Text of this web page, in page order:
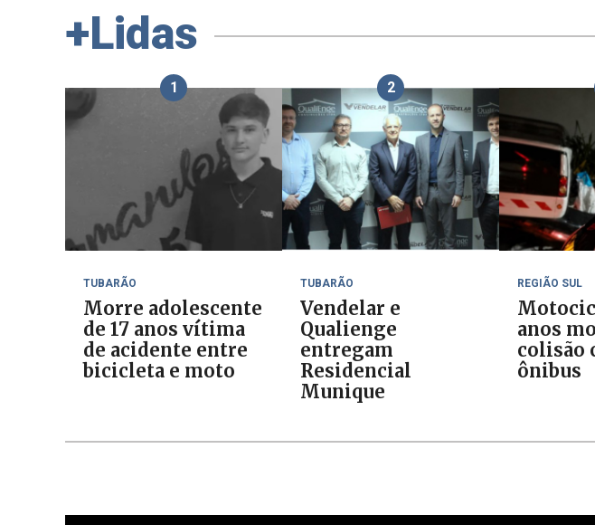
+Lidas
1
TUBARÃO
Morre adolescente
de 17 anos vítima
de acidente entre
bicicleta e moto
2
TUBARÃO
Vendelar e
Qualienge
entregam
Residencial
Munique
REGIÃO SUL
anos
colisão
ônibus